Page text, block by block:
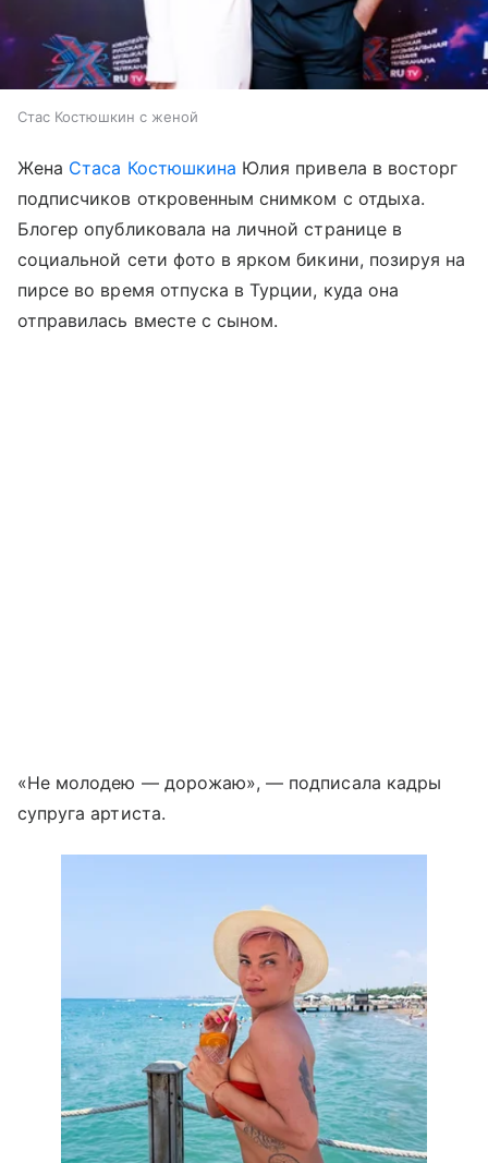
Стас Костюшкин с женой
Жена Стаса Костюшкина Юлия привела в восторг
подписчиков откровенным снимком с отдыха.
Блогер опубликовала на личной странице в
социальной сети фото в ярком бикини, позируя на
пирсе во время отпуска в Турции, куда она
отправилась вместе с сыном.
«Не молодею — дорожаю», — подписала кадры
супруга артиста.